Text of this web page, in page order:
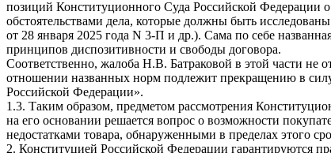
позиций Конституционного Суда Российской Федерации
обстоятельствами дела, которые должны быть
от 28 января 2025 года N 3-П и др.). Сама по себе
принципов диспозитивности и свободы договора.
Соответственно, жалоба Н.В. Батраковой в этой части
отношении названных норм подлежит прекращению в
Российской Федерации».
1.3. Таким образом, предметом рассмотрения
на его основании решается вопрос о возможности
недостатками товара, обнаруженными в пределах этого
2. Конституцией Российской Федерации гарантируются